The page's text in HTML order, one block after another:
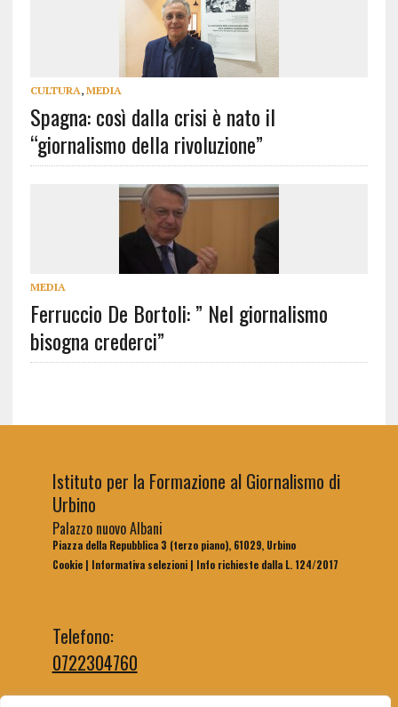
CULTURA, MEDIA
Spagna: così dalla crisi è nato il
“giornalismo della rivoluzione”
MEDIA
Ferruccio De Bortoli: ” Nel giornalismo
bisogna crederci”
Istituto per la Formazione al Giornalismo di
Urbino
Palazzo nuovo Albani
Piazza della Repubblica 3 (terzo piano), 61029, Urbino
Cookie| Informativa selezioni| Info richieste dalla L. 124/2017
Telefono:
0722304760